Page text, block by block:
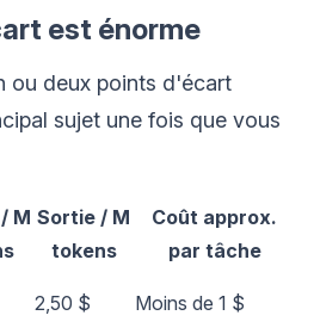
est énorme
ou deux points d'écart
sujet une fois que vous
M Sortie / M
tokens
Coût approx.
par tâche
2,50 $ Moins de 1 $